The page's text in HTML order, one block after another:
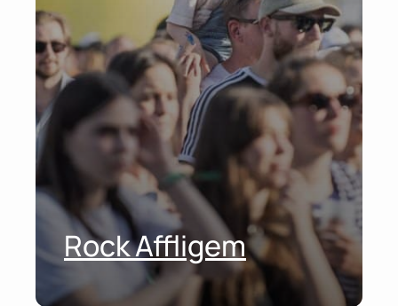
Rock Affligem